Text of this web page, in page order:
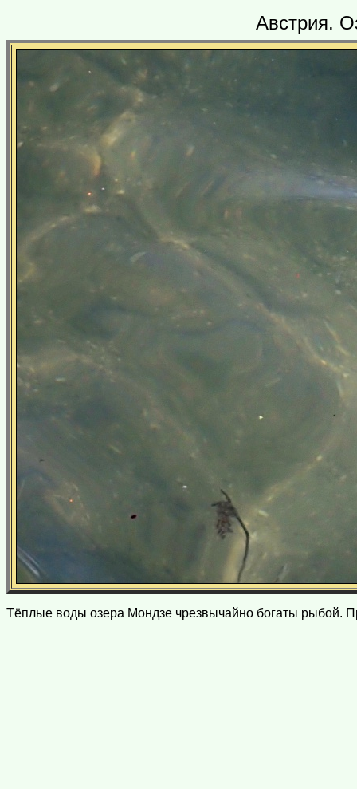
Австрия.
Тёплые воды озера Мондзе чрезвычайно богаты рыбой.